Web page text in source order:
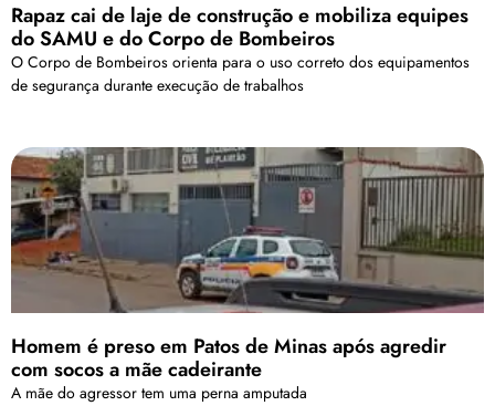
Rapaz cai de laje de construção e mobiliza equipes
do SAMU e do Corpo de Bombeiros
O Corpo de Bombeiros orienta para o uso correto dos equipamentos
de segurança durante execução de trabalhos
Homem é preso em Patos de Minas após agredir
com socos a mãe cadeirante
A mãe do agressor tem uma perna amputada